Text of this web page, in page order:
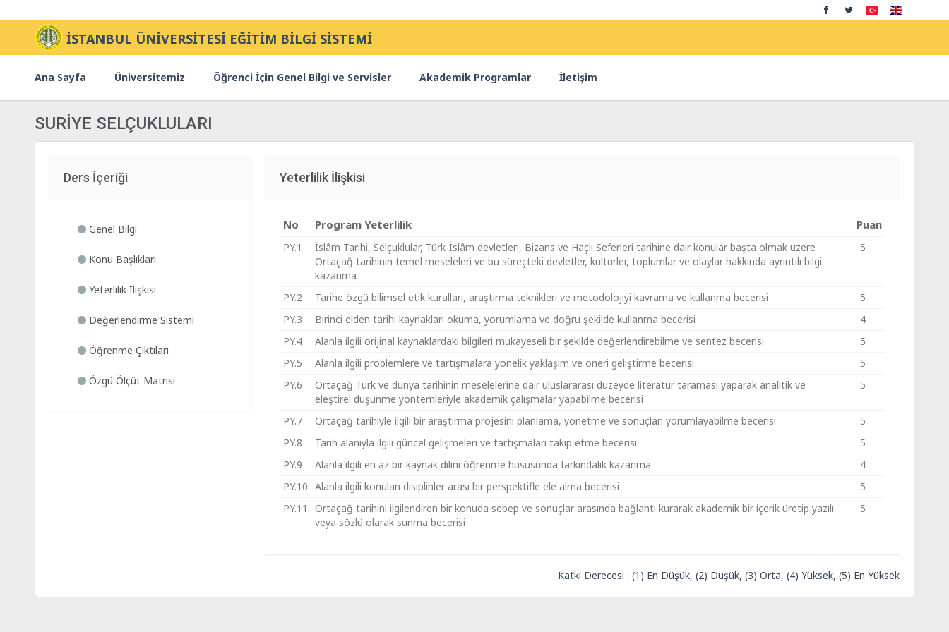
İSTANBUL ÜNİVERSİTESİ EĞİTİM BİLGİ SİSTEMİ
Ana Sayfa Üniversitemiz Öğrenci İçin Genel Bilgi ve Servisler Akademik Programlar İletişim
SURİYE SELÇUKLULARI
Ders İçeriği
Genel Bilgi
Konu Başlıkları
Yeterlilik İlişkisi
Değerlendirme Sistemi
Öğrenme Çıktıları
Özgü Ölçüt Matrisi
Yeterlilik İlişkisi
No Program Yeterlilik Puan
PY.1
İslâm Tarihi, Selçuklular, Türk-İslâm devletleri, Bizans ve Haçlı Seferleri tarihine dair konular başta olmak üzere
Ortaçağ tarihinin temel meseleleri ve bu süreçteki devletler, kültürler, toplumlar ve olaylar hakkında ayrıntılı bilgi
kazanma
5
PY.2 Tarihe özgü bilimsel etik kuralları, araştırma teknikleri ve metodolojiyi kavrama ve kullanma becerisi
5
PY.3
Birinci elden tarihi kaynakları okuma, yorumlama ve doğru şekilde kullanma becerisi
4
PY.4
Alanla ilgili orijinal kaynaklardaki bilgileri mukayeseli bir şekilde değerlendirebilme ve sentez becerisi
5
PY.5
Alanla ilgili problemlere ve tartışmalara yönelik yaklaşım ve öneri geliştirme becerisi
5
PY.6
Ortaçağ Türk ve dünya tarihinin meselelerine dair uluslararası düzeyde literatür taraması yaparak analitik ve
eleştirel düşünme yöntemleriyle akademik çalışmalar yapabilme becerisi
5
PY.7 Ortaçağ tarihiyle ilgili bir araştırma projesini planlama, yönetme ve sonuçları yorumlayabilme becerisi
5
PY.8
Tarih alanıyla ilgili güncel gelişmeleri ve tartışmaları takip etme becerisi
5
PY.9
Alanla ilgili en az bir kaynak dilini öğrenme hususunda farkındalık kazanma
4
PY.10 Alanla ilgili konuları disiplinler arası bir perspektifle ele alma becerisi
5
PY.11
Ortaçağ tarihini ilgilendiren bir konuda sebep ve sonuçlar arasında bağlantı kurarak akademik bir içerik üretip yazılı
veya sözlü olarak sunma becerisi
5
Katkı Derecesi : (1) En Düşük, (2) Düşük, (3) Orta, (4) Yüksek, (5) En Yüksek